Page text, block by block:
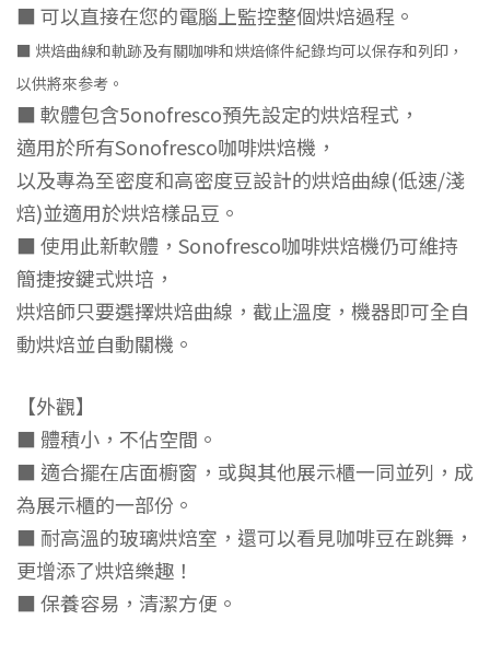
■ 可以直接在您的電腦上監控整個烘焙過程。
■ 烘焙曲線和軌跡及有關咖啡和烘焙條件紀錄均可以保存和列印，
以供將來参考。
■ 軟體包含5onofresco預先設定的烘焙程式，
適用於所有Sonofresco咖啡烘焙機，
以及專為至密度和高密度豆設計的烘焙曲線(低速/淺
焙)並適用於烘焙樣品豆。
■ 使用此新軟體，Sonofresco咖啡烘焙機仍可維持
簡捷按鍵式烘培，
烘焙師只要選擇烘焙曲線，截止溫度，機器即可全自
動烘焙並自動關機。
【外觀】
■ 體積小，不佔空間。
■ 適合擺在店面櫥窗，或與其他展示櫃一同並列，成
為展示櫃的一部份。
■ 耐高溫的玻璃烘焙室，還可以看見咖啡豆在跳舞，
更增添了烘焙樂趣！
■ 保養容易，清潔方便。